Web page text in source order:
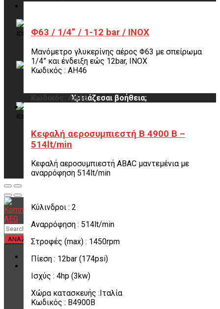
Φ63 / 1/4” / 1-12 bar / ΙΝΟΧ
Μανόμετρο γλυκερίνης αέρος Φ63 με σπείρωμα
1/4” και ένδειξη εώς 12bar, ΙΝΟΧ
Κωδικός : AH46
Κωδικός: AH46
Κεφαλή αεροσυμπιεστή Β 4900 Β –
514lt/min
Κεφαλή αεροσυμπιεστή ABAC μαντεμένια με
αναρρόφηση 514lt/min
Κύλινδροι : 2
Αναρρόφηση : 514lt/min
Στροφές (max) : 1450rpm
Πίεση : 12bar (174psi)
Ισχύς : 4hp (3kw)
Χώρα κατασκευής :Ιταλία
Κωδικός : B4900B
(@KomninosIgnatios)
info@komninos-group.gr
Χρειάζεσαι βοήθεια;
ΑΡΧΙΚΗ
ΚΑΤΗΓΟΡΙΕΣ ΠΡΟΪΟΝΤΩΝ
Αναλώσιμα Είδη Βουλκανιζατέρ
Εργαλεία Βουλκανισμού
Βαλβίδες Ελαστικών